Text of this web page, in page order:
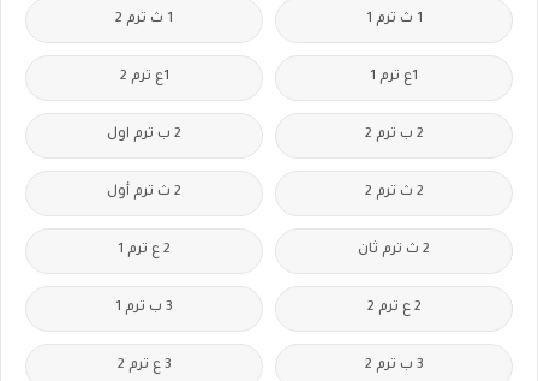
1 ث ترم 1 1 ث ترم 2
1ع ترم 1 1ع ترم 2
2 ب ترم 2 2 ب ترم اول
2 ث ترم 2 2 ث ترم أول
2 ث ترم ثان 2 ع ترم 1
2 ع ترم 2 3 ب ترم 1
3 ب ترم 2 3 ع ترم 2